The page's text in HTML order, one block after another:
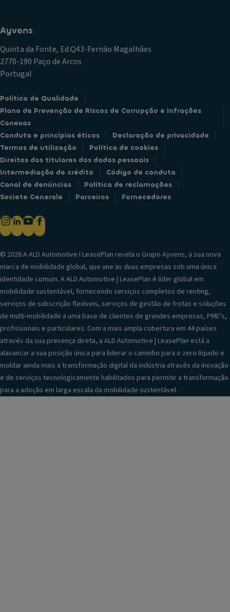
Ayvens
Quinta da Fonte, Ed.Q43-Fernão Magalhães
2770-190 Paço de Arcos
Portugal
Política de Qualidade
Plano de Prevenção de Riscos de Corrupção e Infrações
Conexas
Conduta e princípios éticos
Declaração de privacidade
Termos de utilização
Política de cookies
Direitos dos titulares dos dados pessoais
Intermediação de crédito
Código de conduta
Canal de denúncias
Política de reclamações
Societe Generale
Parceiros Fornecedores
© 2026 A ALD Automotive I LeasePlan revela o Grupo Ayvens, a sua nova
marca de mobilidade global, que une as duas empresas sob uma única
identidade comum. A ALD Automotive | LeasePlan é líder global em
mobilidade sustentável, fornecendo serviços completos de renting,
serviços de subscrição flexíveis, serviços de gestão de frotas e soluções
de multi-mobilidade a uma base de clientes de grandes empresas, PME's,
profissionais e particulares. Com a mais ampla cobertura em 44 países
através da sua presença direta, a ALD Automotive | LeasePlan está a
alavancar a sua posição única para liderar o caminho para o zero líquido e
moldar ainda mais a transformação digital da indústria através da inovação
e de serviços tecnologicamente habilitados para permitir a transformação
para a adoção em larga escala da mobilidade sustentável.